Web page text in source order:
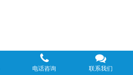
电话咨询 联系我们